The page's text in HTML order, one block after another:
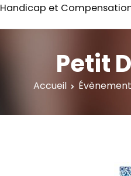
Handicap et
Petit
Accueil